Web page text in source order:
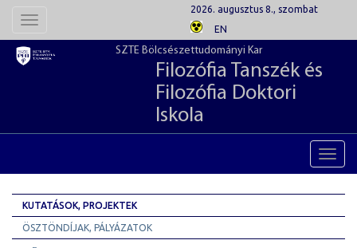
Toggle
2026. augusztus 8., szombat
EN
SZTE Bölcsészettudományi Kar
Filozófia Tanszék és
Filozófia Doktori
Iskola
KUTATÁSOK, PROJEKTEK
ÖSZTÖNDÍJAK, PÁLYÁZATOK